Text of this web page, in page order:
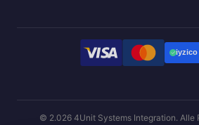
© 2.026 4Unit Systems Integration. Alle